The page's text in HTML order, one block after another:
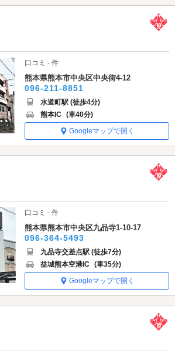
口コミ - 件
熊本県熊本市中央区中央街4-12
096-211-8851
水道町駅 (徒歩4分)
熊本IC (車40分)
Googleマップで開く
口コミ - 件
熊本県熊本市中央区九品寺1-10-17
096-364-5493
九品寺交差点駅 (徒歩7分)
益城熊本空港IC (車35分)
Googleマップで開く